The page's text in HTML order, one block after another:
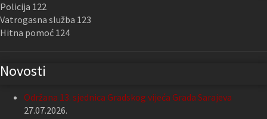
Policija 122
Vatrogasna služba 123
Hitna pomoć 124
Novosti
Održana 13. sjednica Gradskog vijeća Grada Sarajeva
27.07.2026.